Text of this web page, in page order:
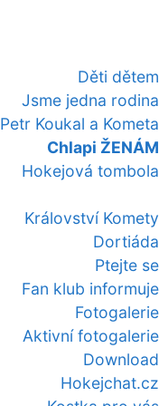
Děti dětem
Jsme jedna rodina
Petr Koukal a Kometa
Chlapi ŽENÁM
Hokejová tombola
Království Komety
Dortiáda
Ptejte se
Fan klub informuje
Fotogalerie
Aktivní fotogalerie
Download
Hokejchat.cz